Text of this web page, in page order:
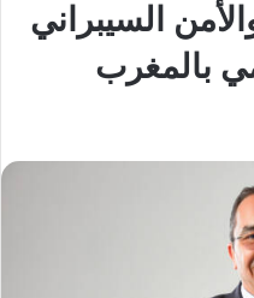
السيبراني
بالمغرب